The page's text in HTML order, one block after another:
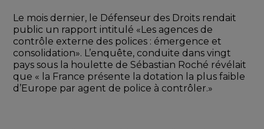
Le mois dernier, le Défenseur des Droits rendait
public un rapport intitulé «Les agences de
contrôle externe des polices : émergence et
consolidation». L’enquête, conduite dans vingt
pays sous la houlette de Sébastian Roché révélait
que « la France présente la dotation la plus faible
d’Europe par agent de police à contrôler.»